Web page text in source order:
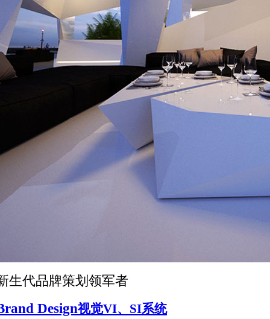
生代品牌策划领军者
Design视觉VI、SI系统